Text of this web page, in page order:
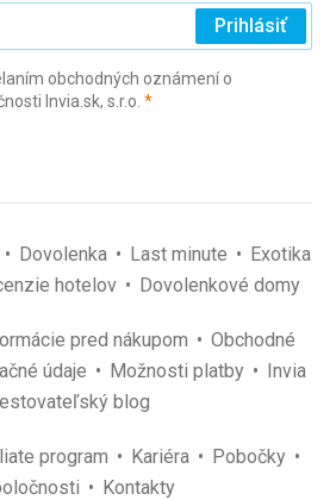
Prihlásiť
obchodných oznámení o
Invia.sk, s.r.o. *(povinné)
Dovolenka Last minute
Exotika
hotelov Dovolenkové domy
pred nákupom
Obchodné
údaje Možnosti platby
Invia
blog
program Kariéra
Pobočky
Kontakty